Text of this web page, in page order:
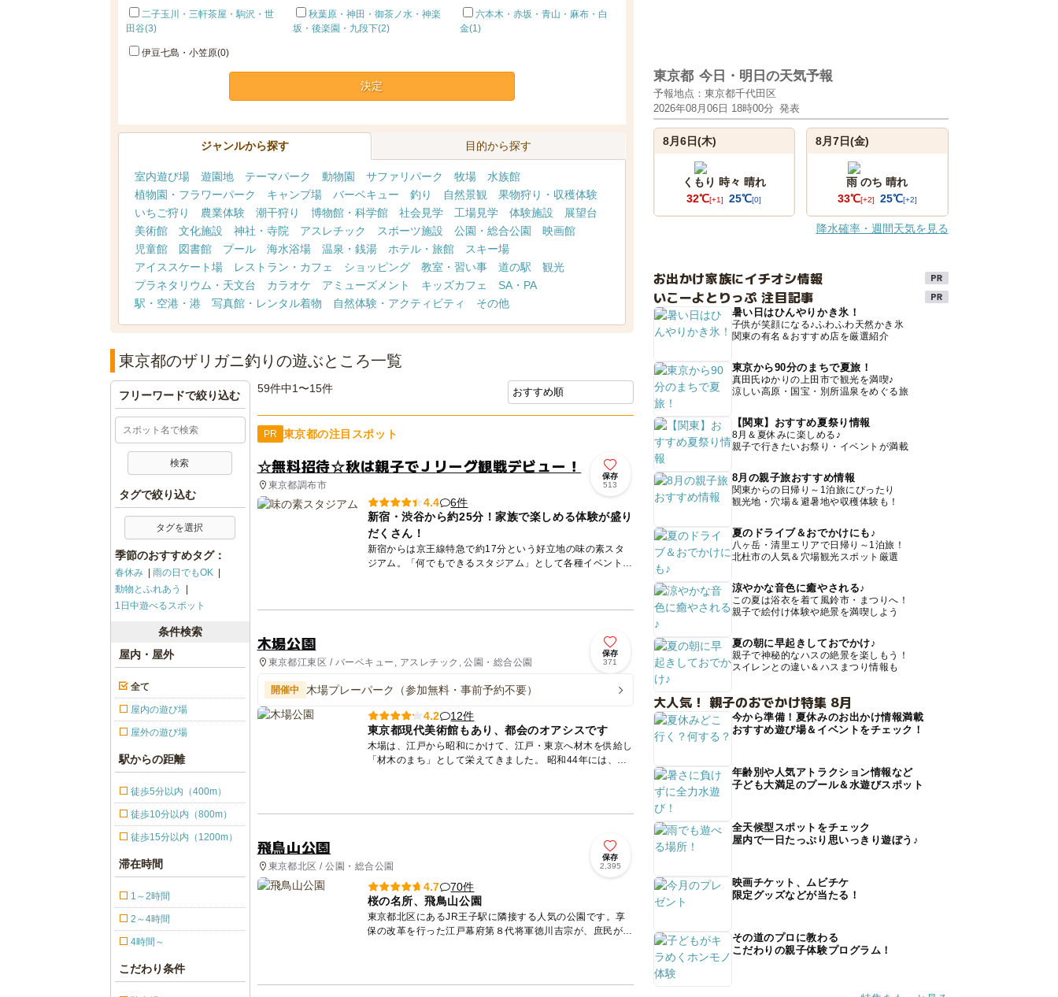
二子玉川・三軒茶屋・駒沢・世
田谷(3)
秋葉原・神田・御茶ノ水・神楽
坂・後楽園・九段下(2)
六本木・赤坂・青山・麻布・白
金(1)
伊豆七島・小笠原(0)
決定
ジャンルから探す 目的から探す
室内遊び場 遊園地 テーマパーク 動物園 サファリパーク 牧場
水族館
植物園・フラワーパーク
キャンプ場 バーベキュー 釣り 自然景観
果物狩り・収穫体験
いちご狩り
農業体験 潮干狩り 博物館・科学館 社会見学 工場見学 体験施設
展望台
美術館
文化施設 神社・寺院 アスレチック スポーツ施設 公園・総合公園
映画館
児童館
図書館 プール 海水浴場 温泉・銭湯 ホテル・旅館
スキー場
アイススケート場
レストラン・カフェ ショッピング 教室・習い事 道の駅
観光
プラネタリウム・天文台
カラオケ アミューズメント キッズカフェ
SA・PA
駅・空港・港
写真館・レンタル着物 自然体験・アクティビティ その他
東京都のザリガニ釣りの遊ぶところ一覧
59件中1〜15件
PR 東京都の注目スポット
☆無料招待☆秋は親子でＪリーグ観戦デビュー！
東京都調布市
保存
513
4.4
6件
新宿・渋谷から約25分！家族で楽しめる体験が盛り
だくさん！
新宿からは京王線特急で約17分という好立地の味の素スタ
ジアム。「何でもできるスタジアム」として各種イベントが
木場公園
東京都江東区 / バーベキュー, アスレチック, 公園・総合公園
保存
371
開催中 木場プレーパーク（参加無料・事前予約不要）
4.2
12件
東京都現代美術館もあり、都会のオアシスです
木場は、江戸から昭和にかけて、江戸・東京へ材木を供給し
「材木のまち」として栄えてきました。 昭和44年には、江
飛鳥山公園
東京都北区 / 公園・総合公園
保存
2,395
4.7
70件
桜の名所、飛鳥山公園
東京都北区にあるJR王子駅に隣接する人気の公園です。享
保の改革を行った江戸幕府第８代将軍徳川吉宗が、庶民が安
フリーワードで絞り込む
タグで絞り込む
タグを選択
季節のおすすめタグ：
春休み
雨の日でもOK
動物とふれあう
1日中遊べるスポット
条件検索
屋内・屋外
全て
屋内の遊び場
屋外の遊び場
駅からの距離
徒歩5分以内（400m）
徒歩10分以内（800m）
徒歩15分以内（1200m）
滞在時間
1～2時間
2～4時間
4時間～
こだわり条件
東京都 今日・明日の天気予報
予報地点：東京都千代田区
2026年08月06日 18時00分 発表
8月6日(木)
くもり 時々 晴れ
32℃[+1] 25℃[0]
8月7日(金)
雨 のち 晴れ
33℃[+2] 25℃[+2]
降水確率・週間天気を見る
お出かけ家族にイチオシ情報
いこーよとりっぷ 注目記事
暑い日はひんやりかき氷！
子供が笑顔になる♪ふわふわ天然かき氷
関東の有名＆おすすめ店を厳選紹介
東京から90分のまちで夏旅！
真田氏ゆかりの上田市で観光を満喫♪
涼しい高原・国宝・別所温泉をめぐる旅
【関東】おすすめ夏祭り情報
8月＆夏休みに楽しめる♪
親子で行きたいお祭り・イベントが満載
8月の親子旅おすすめ情報
関東からの日帰り～1泊旅にぴったり
観光地・穴場＆避暑地や収穫体験も！
夏のドライブ＆おでかけにも♪
八ヶ岳・清里エリアで日帰り～1泊旅！
北杜市の人気＆穴場観光スポット厳選
涼やかな音色に癒やされる♪
この夏は浴衣を着て風鈴市・まつりへ！
親子で絵付け体験や絶景を満喫しよう
夏の朝に早起きしておでかけ♪
親子で神秘的なハスの絶景を楽しもう！
スイレンとの違い＆ハスまつり情報も
大人気！ 親子のおでかけ特集 8月
今から準備！夏休みのお出かけ情報満載
おすすめ遊び場＆イベントをチェック！
年齢別や人気アトラクション情報など
子ども大満足のプール＆水遊びスポット
全天候型スポットをチェック
屋内で一日たっぷり思いっきり遊ぼう♪
映画チケット、ムビチケ
限定グッズなどが当たる！
その道のプロに教わる
こだわりの親子体験プログラム！